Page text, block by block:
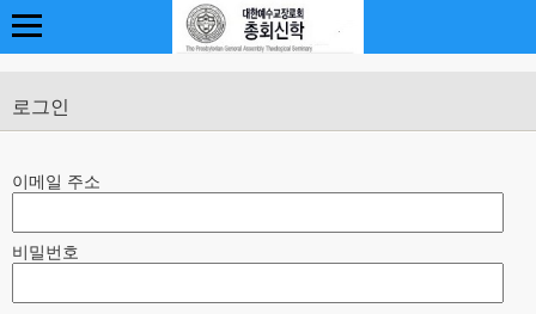
로그인
이메일 주소
비밀번호